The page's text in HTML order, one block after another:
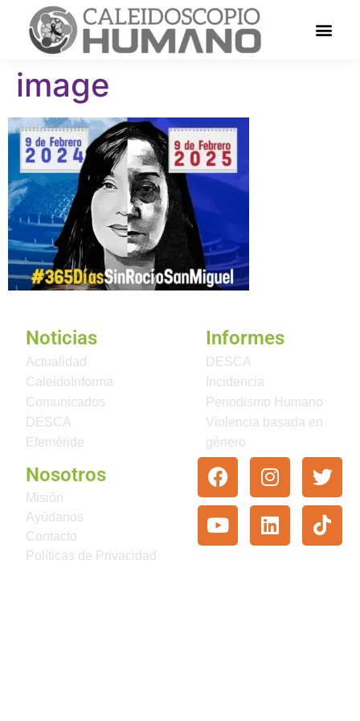
image
Noticias
Actualidad
CaleidoInforma
Comunicados
DESCA
Efeméride
Informes
DESCA
Incidencia
Periodismo Humano
Violencia basada en
género
Nosotros
Misión
Ayúdanos
Contacto
Políticas de Privacidad